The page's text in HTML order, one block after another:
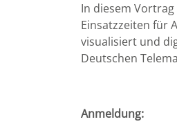
In diesem
Einsatzzeiten für
visualisiert und
Deutschen
Anmeldung: